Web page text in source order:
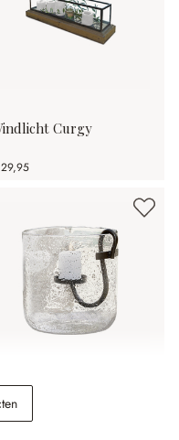
Curgy
Dions